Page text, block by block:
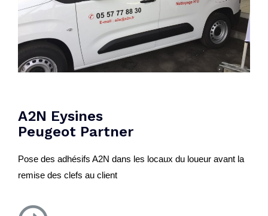
A2N Eysines
Peugeot Partner
Pose des adhésifs A2N dans les locaux du loueur avant la
remise des clefs au client